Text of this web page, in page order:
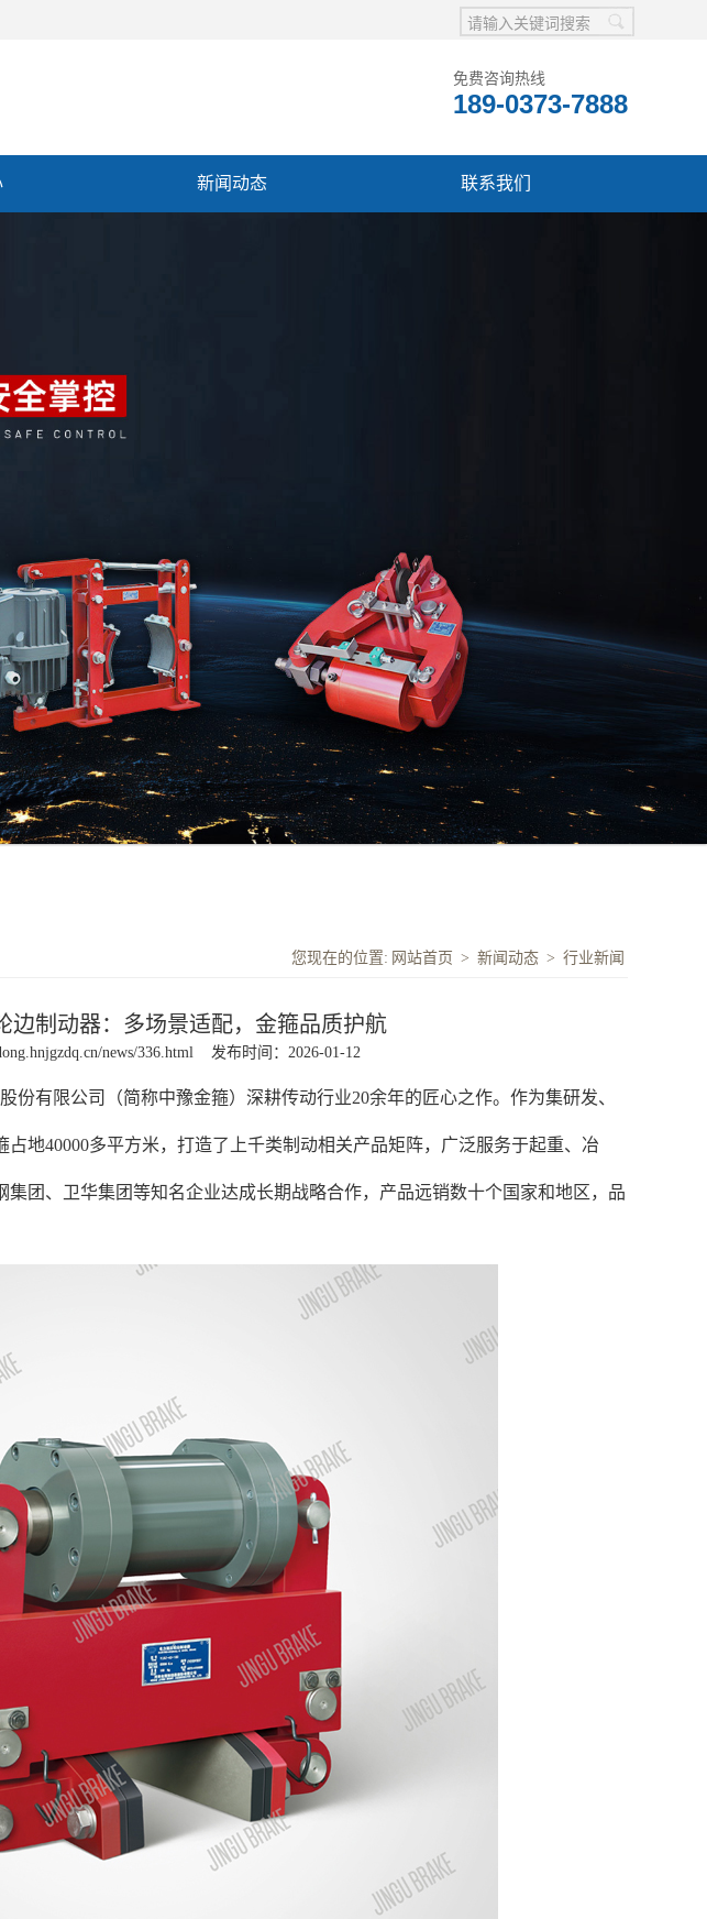
免费咨询热线
189-0373-7888
新闻动态 联系我们
您现在的位置: 网站首页 > 新闻动态 > 行业新闻
边制动器：多场景适配，金箍品质护航
news/336.html 发布时间：2026-01-12
有限公司（简称中豫金箍）深耕传动行业20余年的匠心之作。作为集研发、
地40000多平方米，打造了上千类制动相关产品矩阵，广泛服务于起重、冶
团、卫华集团等知名企业达成长期战略合作，产品远销数十个国家和地区，品